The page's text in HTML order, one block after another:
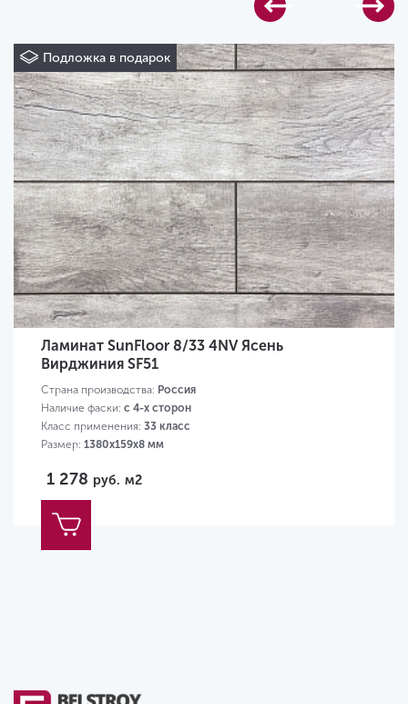
Подложка в подарок
Ламинат SunFloor 8/33 4NV Ясень
Вирджиния SF51
Страна производства: Россия
Наличие фаски: с 4-х сторон
Класс применения: 33 класс
Размер: 1380х159х8 мм
1 278 руб. м2